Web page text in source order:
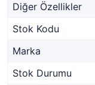
Diğer Özellikler
Stok Kodu
Marka
Stok Durumu